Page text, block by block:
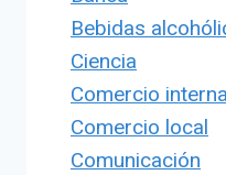
Bebidas
Ciencia
Comercio
Comercio local
Comunicación